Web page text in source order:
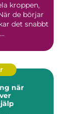
kroppen,
de börjar
det snabbt